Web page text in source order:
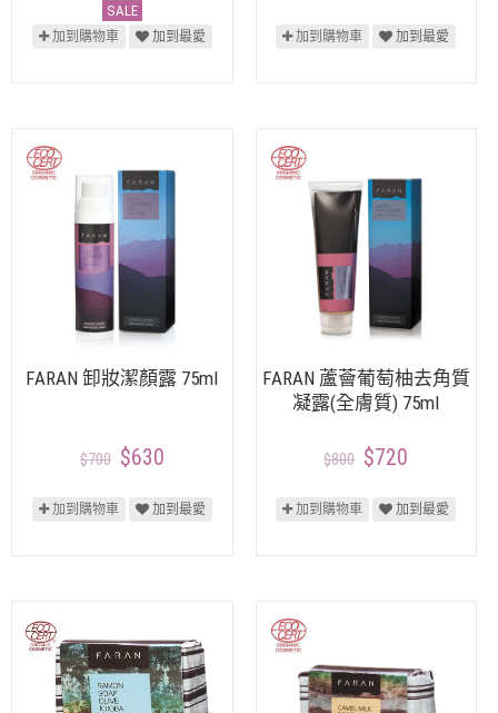
SALE
加到購物車 加到最愛 加到購物車 加到最愛
FARAN 卸妝潔顏露 75ml
$700 $630
加到購物車 加到最愛
FARAN 蘆薈葡萄柚去角質
凝露(全膚質) 75ml
$800 $720
加到購物車 加到最愛